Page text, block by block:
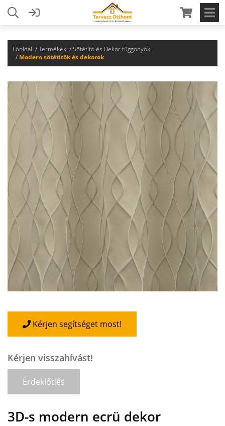
Főoldal Termékek
Sötétítő és Dekor függönyök
Modern sötétítők és dekorok
Kérjen segítséget most!
Kérjen visszahívást!
Érdeklődés
3D-s modern ecrü dekor